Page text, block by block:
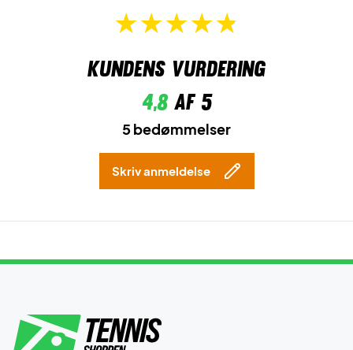
Kundens vurdering
4,8af 5
5 bedømmelser
Skriv anmeldelse